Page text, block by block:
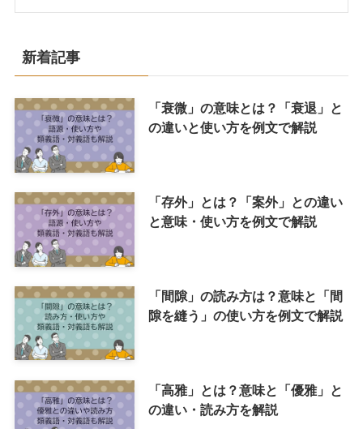
新着記事
「衰微」の意味とは？「衰退」と
の違いと使い方を例文で解説
「存外」とは？「案外」との違い
と意味・使い方を例文で解説
「間隙」の読み方は？意味と「間
隙を縫う」の使い方を例文で解説
「高雅」とは？意味と「優雅」と
の違い・読み方を解説